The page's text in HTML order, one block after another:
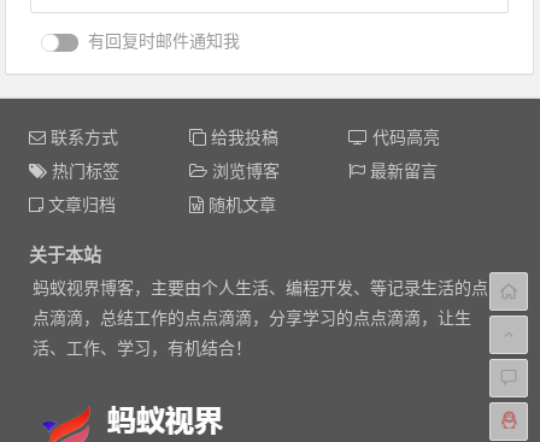
有回复时邮件通知我
联系方式 给我投稿
代码高亮
热门标签
浏览博客
最新留言
文章归档
随机文章
关于本站
蚂蚁视界博客，主要由个人生活、编程开发、等记录生活的点
点滴滴，总结工作的点点滴滴，分享学习的点点滴滴，让生
活、工作、学习，有机结合！